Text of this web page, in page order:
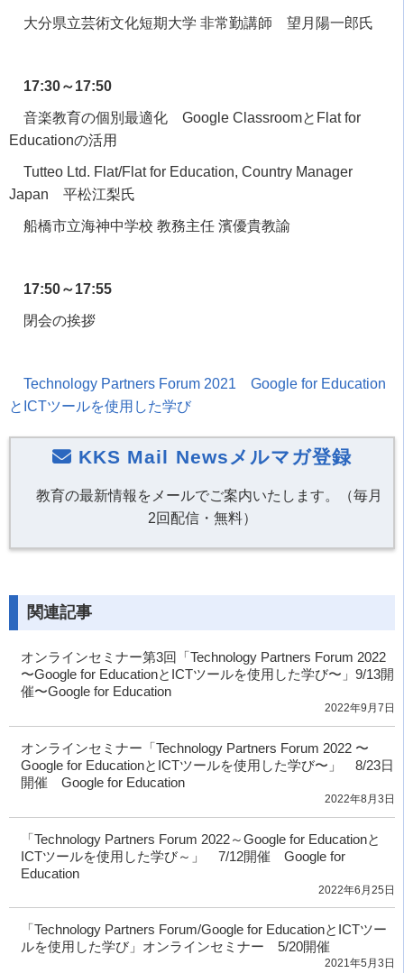
大分県立芸術文化短期大学 非常勤講師 望月陽一郎氏
17:30～17:50
音楽教育の個別最適化 Google Classroomと Flat for
Educationの活用
Tutteo Ltd. Flat/Flat for Education, Country Manager
Japan 平松江梨氏
船橋市立海神中学校 教務主任 濱優貴教諭
17:50～17:55
閉会の挨拶
Technology Partners Forum 2021 Google for Education
と ICTツールを使用した学び
KKS Mail Newsメルマガ登録
教育の最新情報をメールでご案内いたします。（毎月
2回配信・無料）
関連記事
オンラインセミナー第3回「Technology Partners Forum 2022
〜Google for EducationとICTツールを使用した学び〜」9/13開
催〜Google for Education
2022年9月7日
オンラインセミナー「Technology Partners Forum 2022 〜
Google for EducationとICTツールを使用した学び〜」 8/23日
開催 Google for Education
2022年8月3日
「Technology Partners Forum 2022～Google for Educationと
ICTツールを使用した学び～」 7/12開催 Google for
Education
2022年6月25日
「Technology Partners Forum/Google for EducationとICTツー
ルを使用した学び」オンラインセミナー 5/20開催
2021年5月3日